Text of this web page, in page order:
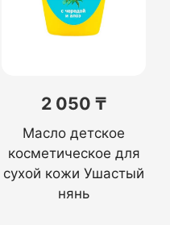
2 050 ₸
Масло детское
косметическое для
сухой кожи Ушастый
нянь